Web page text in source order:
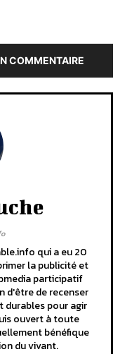
COMMENTAIRE
qui a eu 20
la publicité et
participatif
d'être de recenser
pour agir
ouvert à toute
bénéfique
du vivant.